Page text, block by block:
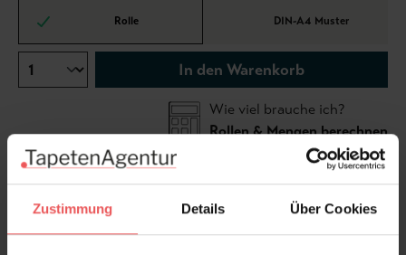
Zustimmung Details Über Cookies
Rolle DIN-A4 Muster
In den Warenkorb
Wie viel brauche ich?
Rollen & Mengen berechnen
"Elysium" beschreibt den Zustand vollkommener
Glückseligkeit, Freude und Zufriedenheit. Passend zu